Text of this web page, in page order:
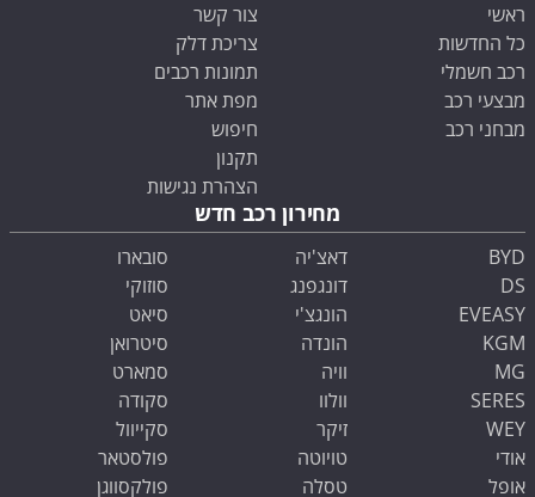
ראשי
כל החדשות
רכב חשמלי
מבצעי רכב
מבחני רכב
צור קשר
צריכת דלק
תמונות רכבים
מפת אתר
חיפוש
תקנון
הצהרת נגישות
מחירון רכב חדש
BYD
DS
EVEASY
KGM
MG
SERES
WEY
אודי
אופל
דאצ'יה
דונגפנג
הונגצ'י
הונדה
וויה
וולוו
זיקר
טויוטה
טסלה
סובארו
סוזוקי
סיאט
סיטרואן
סמארט
סקודה
סקייוול
פולסטאר
פולקסווגן